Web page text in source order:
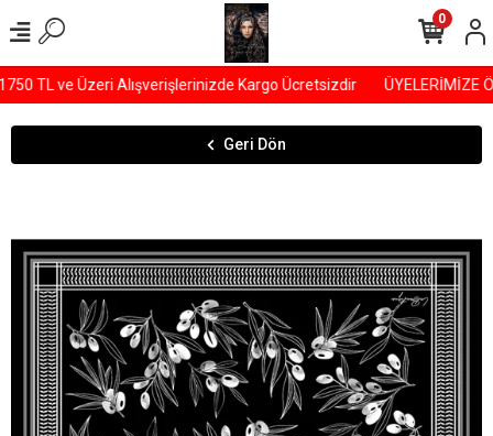
TL ve Üzeri Alışverişlerinizde Kargo Ücretsizdir ÜYELERİMİZE
0
Geri Dön